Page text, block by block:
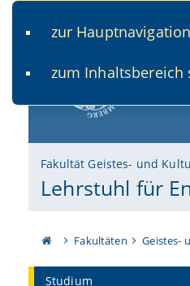
zur
zum Inhaltsbereich
Fakultät Geistes- und
Lehrstuhl für
Fakultäten Geistes-
Studium